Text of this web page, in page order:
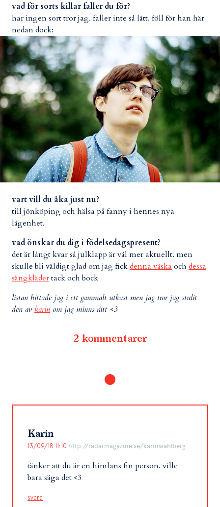
vad för sorts killar faller du för?
har ingen sort tror jag. faller inte så lätt. föll för han här
nedan dock:
vart vill du åka just nu?
till jönköping och hälsa på fanny i hennes nya
lägenhet.
vad önskar du dig i födelsedagspresent?
det är långt kvar så julklapp är väl mer aktuellt. men
skulle bli väldigt glad om jag fickdenna väska och dessa
sängklädertack och bock
listan hittade jag i ett gammalt utkast men jag tror jag stulit
den av karin om jag minns rätt <3
2 kommentarer
Karin
13/09/18 11:10 http://radarmagazine.se/karinwahlberg
tänker att du är en himlans fin person. ville
bara säga det <3
svara